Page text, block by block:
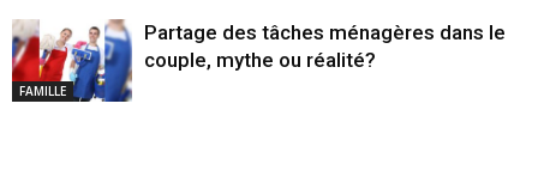
FAMILLE
Partage des tâches ménagères dans le
couple, mythe ou réalité?